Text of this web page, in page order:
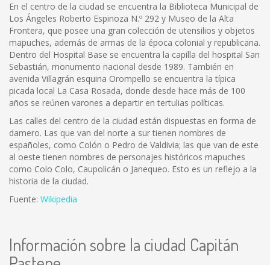
En el centro de la ciudad se encuentra la Biblioteca Municipal de
Los Ángeles Roberto Espinoza N.º 292 y Museo de la Alta
Frontera, que posee una gran colección de utensilios y objetos
mapuches, además de armas de la época colonial y republicana.
Dentro del Hospital Base se encuentra la capilla del hospital San
Sebastián, monumento nacional desde 1989. También en
avenida Villagrán esquina Orompello se encuentra la típica
picada local La Casa Rosada, donde desde hace más de 100
años se reúnen varones a departir en tertulias políticas.
Las calles del centro de la ciudad están dispuestas en forma de
damero. Las que van del norte a sur tienen nombres de
españoles, como Colón o Pedro de Valdivia; las que van de este
al oeste tienen nombres de personajes históricos mapuches
como Colo Colo, Caupolicán o Janequeo. Esto es un reflejo a la
historia de la ciudad.
Fuente: Wikipedia
Información sobre la ciudad Capitán